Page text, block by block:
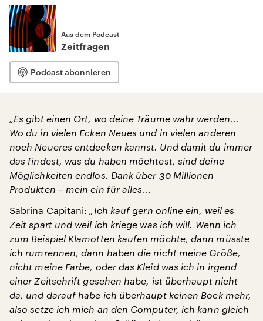
Aus dem Podcast
Zeitfragen
Podcast abonnieren
„Es gibt einen Ort, wo deine Träume wahr werden...
Wo du in vielen Ecken Neues und in vielen anderen
noch Neueres entdecken kannst. Und damit du immer
das findest, was du haben möchtest, sind deine
Möglichkeiten endlos. Dank über 30 Millionen
Produkten – mein ein für alles...
Sabrina Capitani: „Ich kauf gern online ein, weil es
Zeit spart und weil ich kriege was ich will. Wenn ich
zum Beispiel Klamotten kaufen möchte, dann müsste
ich rumrennen, dann haben die nicht meine Größe,
nicht meine Farbe, oder das Kleid was ich in irgend
einer Zeitschrift gesehen habe, ist überhaupt nicht
da, und darauf habe ich überhaupt keinen Bock mehr,
also setze ich mich an den Computer, ich kann gleich